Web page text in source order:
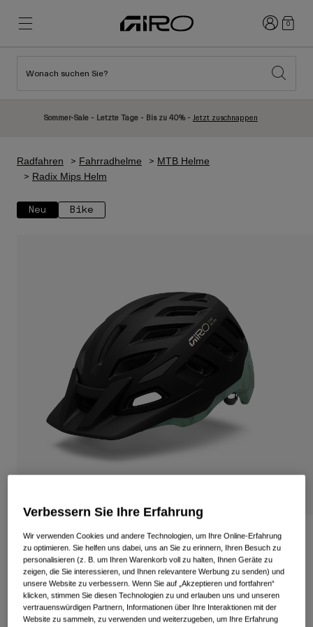
Neuzugänge
Helme
Rennrad Helme
Rennrad Schuhe
Mountainbike Schuhe
Gravel Schuhe
Rennrad Bekleidung
Mountainbike Bekleidung
Alle anzeigen
Neuzugänge
Helme
Ski
Schutzbrillen
Snowboard
Alle anzeigen
Kinder
Helme
Schutzbrillen
Anmelden
0
Wonach suchen Sie?
Sommer-Sale - Letzte Tage - Bis zu 40% - Jetzt zuschnappen
Radfahren Fahrradhelme
MTB Helme
Radix Mips Helm
Neu Bike
Radix Mips Helm
Artikelnr.39305
149,99 €
Verbessern Sie Ihre Erfahrung
Wir verwenden Cookies und andere Technologien, um Ihre Online-Erfahrung
zu optimieren. Sie helfen uns dabei, uns an Sie zu erinnern, Ihren Besuch zu
personalisieren (z. B. um Ihren Warenkorb voll zu halten, Ihnen Geräte zu
zeigen, die Sie interessieren, und Ihnen relevantere Werbung zu senden) und
unsere Website zu verbessern. Wenn Sie auf „Akzeptieren und fortfahren“
klicken, stimmen Sie diesen Technologien zu und erlauben uns und unseren
vertrauenswürdigen Partnern, Informationen über Ihre Interaktionen mit der
Website zu sammeln, zu verwenden und weiterzugeben, um Ihre Erfahrung